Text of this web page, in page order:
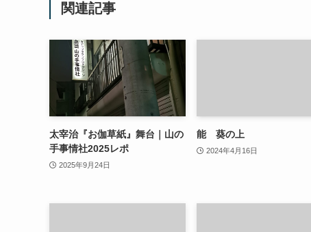
関連記事
太宰治『お伽草紙』舞台｜山の
手事情社2025レポ
2025年9月24日
能 葵の上
2024年4月16日